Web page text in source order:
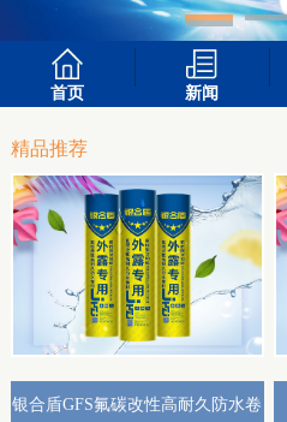
首页 新闻
精品推荐
银合盾GFS氟碳改性高耐久防水卷